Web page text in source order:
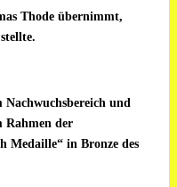
Thode übernimmt,
Nachwuchsbereich und
Rahmen der
Medaille“ in Bronze des